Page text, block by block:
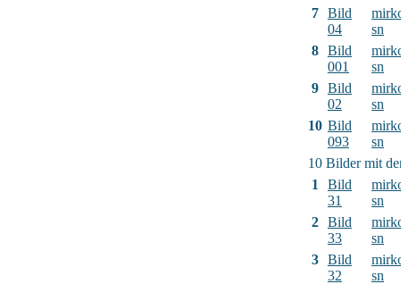
7 Bild
04
sn
8 Bild
001
sn
9 Bild
02
sn
10 Bild
093
sn
10 Bilder mit
1
Bild
31
sn
2 Bild
33
sn
3 Bild
32
sn